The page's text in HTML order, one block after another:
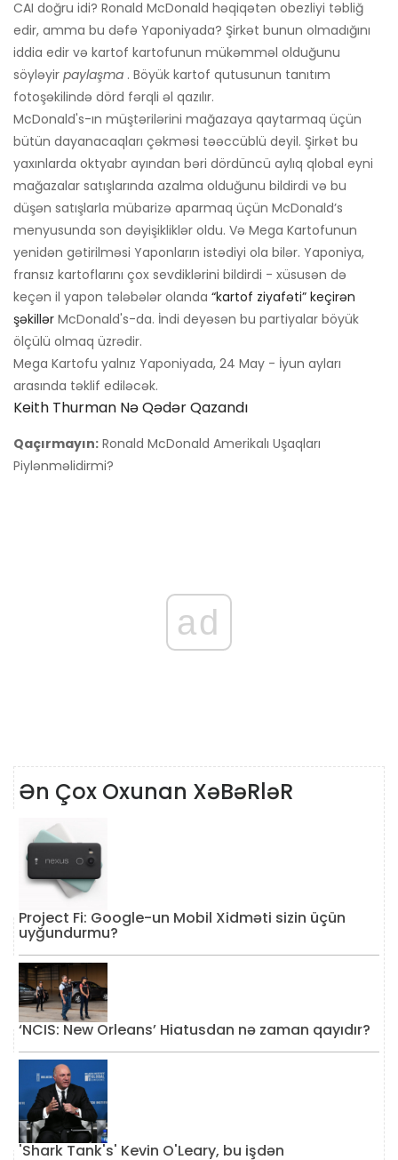
CAI doğru idi? Ronald McDonald həqiqətən obezliyi təbliğ
edir, amma bu dəfə Yaponiyada? Şirkət bunun olmadığını
iddia edir və kartof kartofunun mükəmməl olduğunu
söyləyir paylaşma . Böyük kartof qutusunun tanıtım
fotoşəkilində dörd fərqli əl qazılır.
McDonald's-ın müştərilərini mağazaya qaytarmaq üçün
bütün dayanacaqları çəkməsi təəccüblü deyil. Şirkət bu
yaxınlarda oktyabr ayından bəri dördüncü aylıq qlobal eyni
mağazalar satışlarında azalma olduğunu bildirdi və bu
düşən satışlarla mübarizə aparmaq üçün McDonald’s
menyusunda son dəyişikliklər oldu. Və Mega Kartofunun
yenidən gətirilməsi Yaponların istədiyi ola bilər. Yaponiya,
fransız kartoflarını çox sevdiklərini bildirdi - xüsusən də
keçən il yapon tələbələr olanda “kartof ziyafəti” keçirən
şəkillər McDonald's-da. İndi deyəsən bu partiyalar böyük
ölçülü olmaq üzrədir.
Mega Kartofu yalnız Yaponiyada, 24 May - İyun ayları
arasında təklif ediləcək.
Keith Thurman Nə Qədər Qazandı
Qaçırmayın: Ronald McDonald Amerikalı Uşaqları
Piylənməlidirmi?
ad
Ən Çox Oxunan XəBəRləR
Project Fi: Google-un Mobil Xidməti sizin üçün
uyğundurmu?
‘NCIS: New Orleans’ Hiatusdan nə zaman qayıdır?
'Shark Tank's' Kevin O'Leary, bu işdən